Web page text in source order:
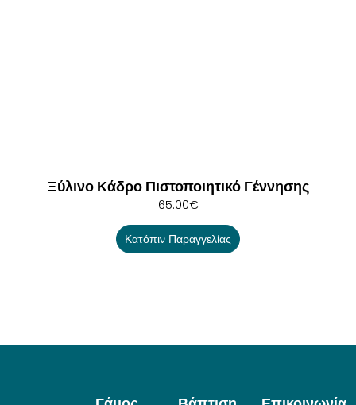
Ξύλινο Κάδρο Πιστοποιητικό Γέννησης
65.00€
Κατόπιν Παραγγελίας